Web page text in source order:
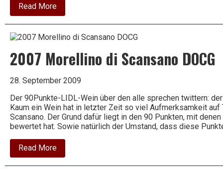
Read Moreabout
2001
Chianti
Riserva
Conti
2007 Morellino di Scansano DOCG
28. September 2009
Der 90Punkte-LIDL-Wein über den alle sprechen twittern:
Kaum ein Wein hat in letzter Zeit so viel Aufmerksamkeit
Scansano. Der Grund dafür liegt in den 90 Punkten, mit
bewertet hat. Sowie natürlich der Umstand, dass diese
Read Moreabout
2007
Morellino